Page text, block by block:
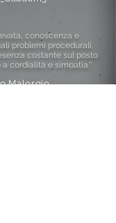
conoscenza e
problemi procedurali,
costante sul posto
cordialità e simpatia.''
Malorgio